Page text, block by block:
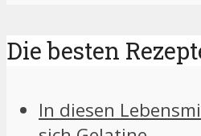
Die besten
In diesen